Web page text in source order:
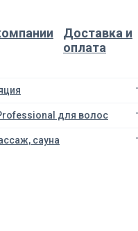
Доставка и
оплата
для волос
сауна